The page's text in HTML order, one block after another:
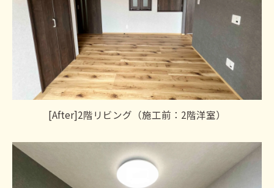
[After]2階リビング（施工前：2階洋室）